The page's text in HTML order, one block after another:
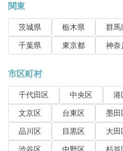
関東
茨城県 栃木県 群馬
千葉県
東京都 神奈
市区町村
千代田区 中央区 港
文京区
台東区 墨田
品川区
目黒区 大田